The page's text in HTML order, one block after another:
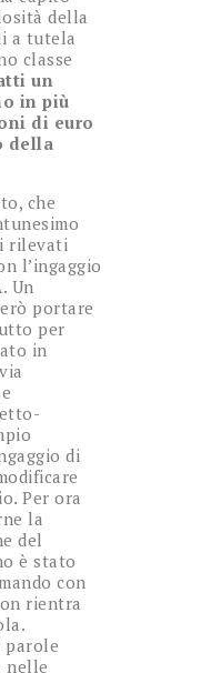
della
a tutela
classe
un
in più
di euro
della
che
rilevati
l’ingaggio
Un
portare
per
in
di
Per ora
la
del
è stato
con
rientra
parole
nelle